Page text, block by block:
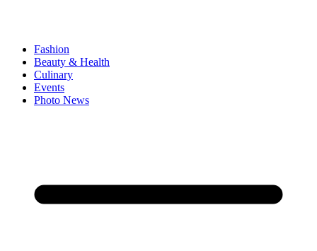
Fashion
Beauty & Health
Culinary
Events
Photo News